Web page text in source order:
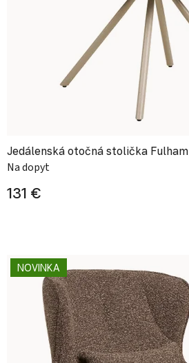
Jedálenská otočná stolička Fulham
Na dopyt
131 €
NOVINKA